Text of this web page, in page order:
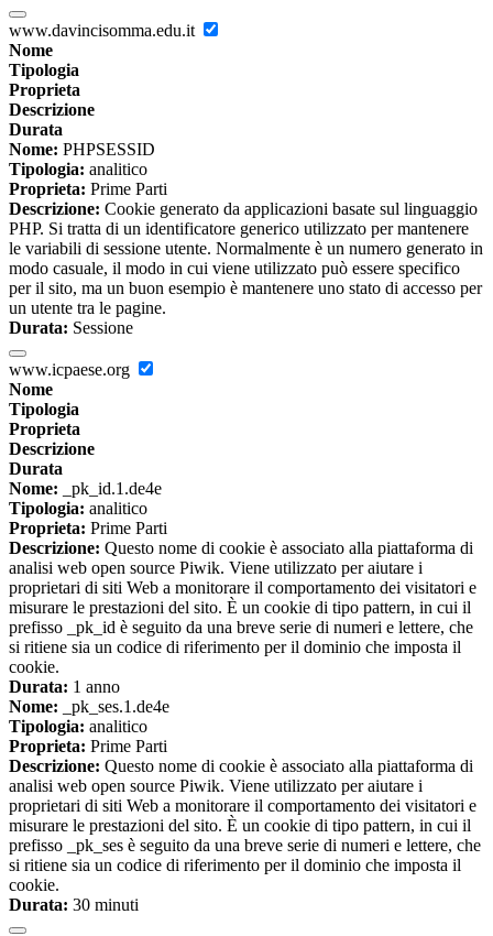
www.davincisomma.edu.it
Nome
Tipologia
Proprieta
Descrizione
Durata
Nome: PHPSESSID
Tipologia: analitico
Proprieta: Prime Parti
Descrizione: Cookie generato da applicazioni basate sul linguaggio
PHP. Si tratta di un identificatore generico utilizzato per mantenere
le variabili di sessione utente. Normalmente è un numero generato in
modo casuale, il modo in cui viene utilizzato può essere specifico
per il sito, ma un buon esempio è mantenere uno stato di accesso per
un utente tra le pagine.
Durata: Sessione
www.icpaese.org
Nome
Tipologia
Proprieta
Descrizione
Durata
Nome: _pk_id.1.de4e
Tipologia: analitico
Proprieta: Prime Parti
Descrizione: Questo nome di cookie è associato alla piattaforma di
analisi web open source Piwik. Viene utilizzato per aiutare i
proprietari di siti Web a monitorare il comportamento dei visitatori e
misurare le prestazioni del sito. È un cookie di tipo pattern, in cui il
prefisso _pk_id è seguito da una breve serie di numeri e lettere, che
si ritiene sia un codice di riferimento per il dominio che imposta il
cookie.
Durata: 1 anno
Nome: _pk_ses.1.de4e
Tipologia: analitico
Proprieta: Prime Parti
Descrizione: Questo nome di cookie è associato alla piattaforma di
analisi web open source Piwik. Viene utilizzato per aiutare i
proprietari di siti Web a monitorare il comportamento dei visitatori e
misurare le prestazioni del sito. È un cookie di tipo pattern, in cui il
prefisso _pk_ses è seguito da una breve serie di numeri e lettere, che
si ritiene sia un codice di riferimento per il dominio che imposta il
cookie.
Durata: 30 minuti